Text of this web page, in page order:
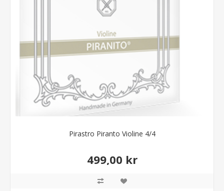
Pirastro Piranto Violine 4/4
499,00 kr